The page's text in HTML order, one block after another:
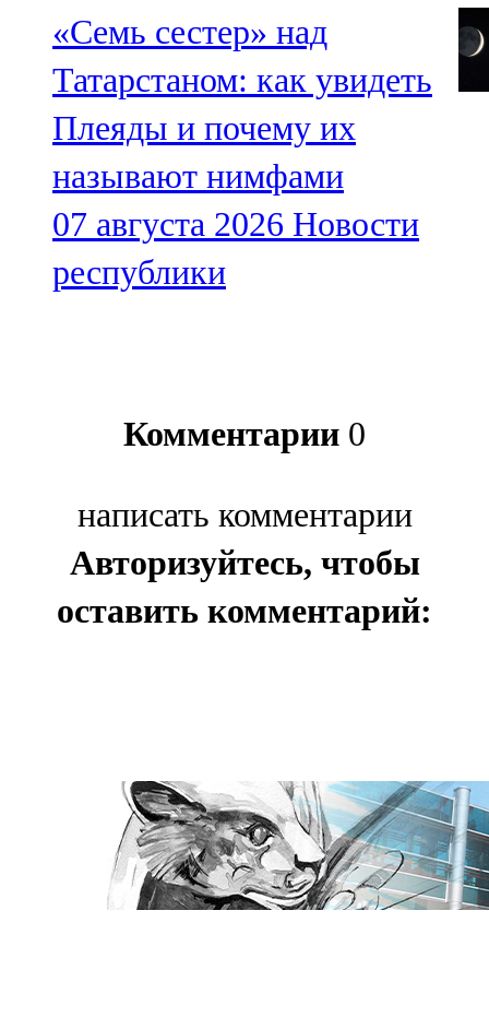
«Семь сестер» над
Татарстаном: как увидеть
Плеяды и почему их
называют нимфами
07 августа 2026 Новости
республики
Комментарии 0
написать комментарии
Авторизуйтесь, чтобы
оставить комментарий: